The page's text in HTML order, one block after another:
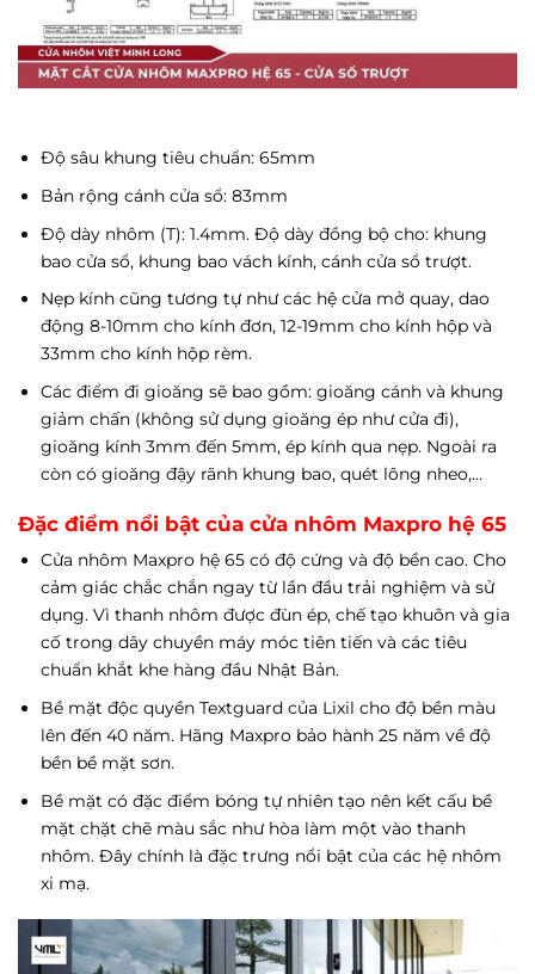
Độ sâu khung tiêu chuẩn: 65mm
Bản rộng cánh cửa sổ: 83mm
Độ dày nhôm (T): 1.4mm. Độ dày đồng bộ cho: khung
bao cửa sổ, khung bao vách kính, cánh cửa sổ trượt.
Nẹp kính cũng tương tự như các hệ cửa mở quay, dao
động 8-10mm cho kính đơn, 12-19mm cho kính hộp và
33mm cho kính hộp rèm.
Các điểm đi gioăng sẽ bao gồm: gioăng cánh và khung
giảm chấn (không sử dụng gioăng ép như cửa đi),
gioăng kính 3mm đến 5mm, ép kính qua nẹp. Ngoài ra
còn có gioăng đậy rãnh khung bao, quét lông nheo,…
Đặc điểm nổi bật của cửa nhôm Maxpro hệ 65
Cửa nhôm Maxpro hệ 65 có độ cứng và độ bền cao. Cho
cảm giác chắc chắn ngay từ lần đầu trải nghiệm và sử
dụng. Vì thanh nhôm được đùn ép, chế tạo khuôn và gia
cố trong dây chuyền máy móc tiên tiến và các tiêu
chuẩn khắt khe hàng đầu Nhật Bản.
Bề mặt độc quyền Textguard của Lixil cho độ bền màu
lên đến 40 năm. Hãng Maxpro bảo hành 25 năm về độ
bền bề mặt sơn.
Bề mặt có đặc điểm bóng tự nhiên tạo nên kết cấu bề
mặt chặt chẽ màu sắc như hòa làm một vào thanh
nhôm. Đây chính là đặc trưng nổi bật của các hệ nhôm
xi mạ.